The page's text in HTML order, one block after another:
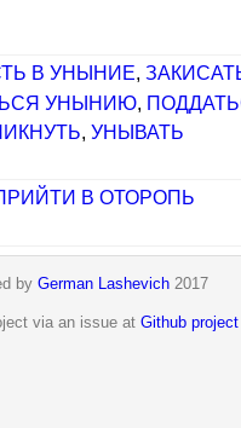
В УНЫНИЕ,
УНЫНИЮ,
,УНЫВАТЬ
В ОТОРОПЬ
by German Lashevich 2017
via an issue at Github project